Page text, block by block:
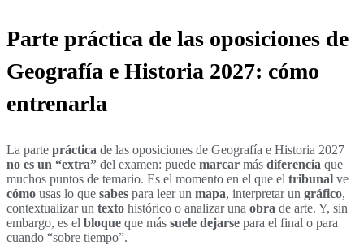
Parte práctica de las oposiciones de
Geografía e Historia 2027: cómo
entrenarla
La parte práctica de las oposiciones de Geografía e Historia 2027
no es un “extra” del examen: puede marcar más diferencia que
muchos puntos de temario. Es el momento en el que el tribunal ve
cómo usas lo que sabes para leer un mapa, interpretar un gráfico,
contextualizar un texto histórico o analizar una obra de arte. Y, sin
embargo, es el bloque que más suele dejarse para el final o para
cuando “sobre tiempo”.